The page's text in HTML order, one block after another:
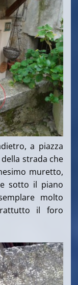
a piazza
strada che
muretto,
sotto il piano
molto
il foro